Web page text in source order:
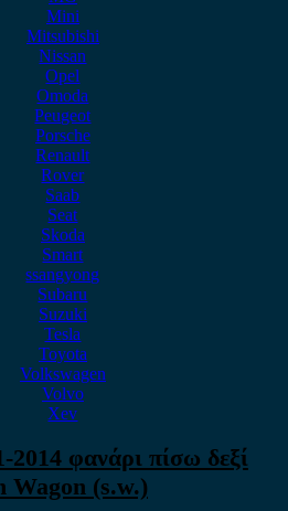
Mini
Mitsubishi
Nissan
Opel
Omoda
Peugeot
Porsche
Renault
Rover
Saab
Seat
Skoda
Smart
ssangyong
Subaru
Suzuki
Tesla
Toyota
Volkswagen
Volvo
Xev
φανάρι πίσω δεξί
Wagon (s.w.)